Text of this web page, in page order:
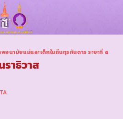
อนามัยแม่และเด็กในถิ่นทุรกันดาร ระยะที่ ๕
ราธิวาส